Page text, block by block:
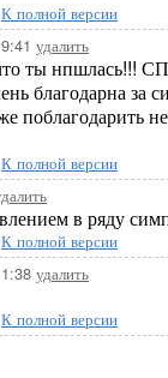
К полной версии
удалить
ты нпшлась!!!
благодарна за
поблагодарить
К полной версии
в ряду
К полной версии
удалить
К полной версии